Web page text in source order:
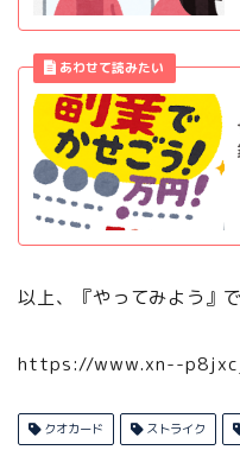
以上、『やってみよう』で
https://www.xn--
クオカード ストライク